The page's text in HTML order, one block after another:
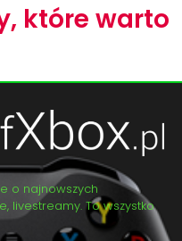
które warto
o najnowszych
livestreamy. To wszystko